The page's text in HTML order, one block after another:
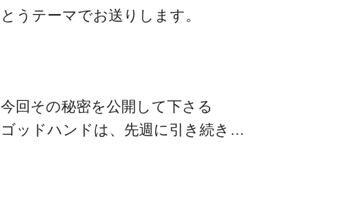
とうテーマでお送りします。
今回その秘密を公開して下さる
ゴッドハンドは、先週に引き続き…